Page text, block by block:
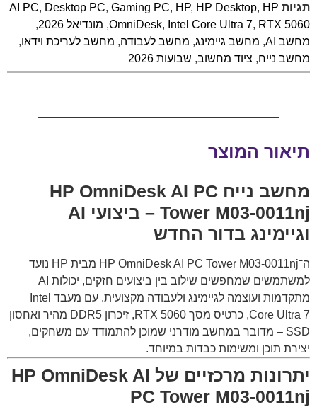
תגיות
AI PC, Desktop PC, Gaming PC, HP, HP Desktop, HP
OmniDesk, Intel Core Ultra 7, RTX 5060
, מונדיאל 2026
,
מחשב AI
, מחשב גיימינג, מחשב לעבודה, מחשב לעריכת וידאו,
מחשב נייח, ציוד מחשוב, שבועות 2026
תיאור המוצר
מחשב נייח HP OmniDesk AI PC
Tower M03-0011nj – ביצועי AI
וגיימינג בדור החדש
ה־HP OmniDesk AI PC Tower M03-0011nj מבית HP נועד
למשתמשים שמחפשים שילוב בין ביצועים חזקים, יכולות AI
מתקדמות ועוצמה לגיימינג ולעבודה מקצועית. עם מעבד Intel
Core Ultra 7, כרטיס מסך RTX 5060, זיכרון DDR5 מהיר ואחסון
SSD – מדובר במחשב מודרני שמוכן להתמודד עם משחקים,
יצירת תוכן ומשימות כבדות במיוחד.
יתרונות מרכזיים של HP OmniDesk AI
PC Tower M03-0011nj